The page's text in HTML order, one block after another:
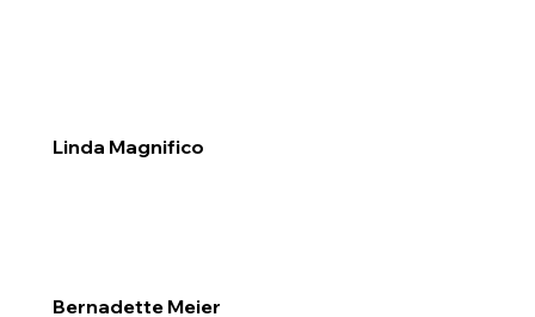
Linda Magnifico
Bernadette Meier